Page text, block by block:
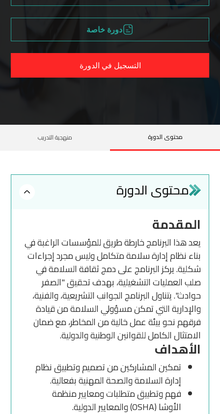
دورة خاصة
التسجيل في الدورة
محتوى الدورة منهجية التدريب
محتوى الدورة
المقدمة
يعد هذا البرنامج خارطة طريق للمؤسسات الراغبة في
بناء نظام إدارة سلامة متكامل وليس مجرد إجراءات
شكلية. يركز البرنامج على دمج ثقافة السلامة في
صلب العمليات التشغيلية، بهدف تحقيق "الصفر
حوادث". يتناول البرنامج الجوانب التشريعية، والفنية،
والإدارية التي تمكن مسؤولي السلامة من قيادة
فرقهم نحو بيئة عمل خالية من المخاطر، مع ضمان
الامتثال الكامل للقوانين الوطنية والدولية.
الأهداف
تمكين المشاركين من تصميم وتطبيق نظام
إدارة السلامة والصحة المهنية بفعالية.
فهم وتطبيق متطلبات ومعايير منظمة
الأوشا (OSHA) والمعايير الدولية.